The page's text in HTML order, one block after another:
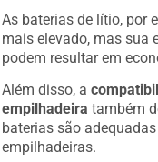
As baterias de lítio, por
mais elevado, mas sua
podem resultar em
Além disso, a
empilhadeira também
baterias são
empilhadeiras.